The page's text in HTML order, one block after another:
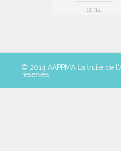
10 '14
© 2014 AAPPMA La truite de
réservés